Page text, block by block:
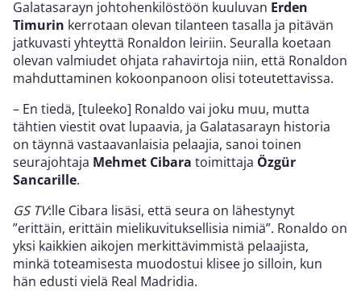
Galatasarayn johtohenkilöstöön kuuluvan Erden
Timurin kerrotaan olevan tilanteen tasalla ja pitävän
jatkuvasti yhteyttä Ronaldon leiriin. Seuralla koetaan
olevan valmiudet ohjata rahavirtoja niin, että Ronaldon
mahduttaminen kokoonpanoon olisi toteutettavissa.
– En tiedä, [tuleeko] Ronaldo vai joku muu, mutta
tähtien viestit ovat lupaavia, ja Galatasarayn historia
on täynnä vastaavanlaisia pelaajia, sanoi toinen
seurajohtaja Mehmet Cibara toimittaja Özgür
Sancarille.
GS TV:lle Cibara lisäsi, että seura on lähestynyt
”erittäin, erittäin mielikuvituksellisia nimiä”. Ronaldo on
yksi kaikkien aikojen merkittävimmistä pelaajista,
minkä toteamisesta muodostui klisee jo silloin, kun
hän edusti vielä Real Madridia.